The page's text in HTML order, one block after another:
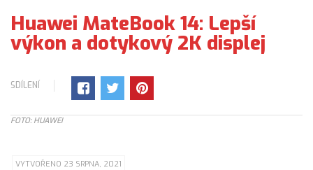
Huawei MateBook 14: Lepší
výkon a dotykový 2K displej
SDÍLENÍ
FOTO: HUAWEI
VYTVOŘENO 23 SRPNA, 2021